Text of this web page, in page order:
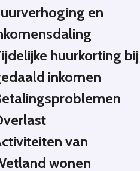
en
huurkorting bij
inkomen
van
wonen